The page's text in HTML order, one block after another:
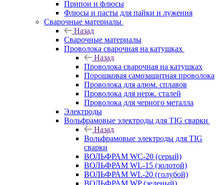
Припои и флюсы
Флюсы и пасты для пайки и лужения
Сварочные материалы
Назад
Сварочные материалы
Проволока сварочная на катушках
Назад
Проволока сварочная на катушках
Порошковая самозащитная проволока
Проволока для алюм. сплавов
Проволока для нерж. сталей
Проволока для черного металла
Электроды
Вольфрамовые электроды для TIG сварки
Назад
Вольфрамовые электроды для TIG
сварки
ВОЛЬФРАМ WC-20 (серый)
ВОЛЬФРАМ WL-15 (золотой)
ВОЛЬФРАМ WL-20 (голубой)
ВОЛЬФРАМ WP (зеленый)